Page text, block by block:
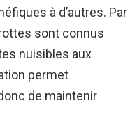
à d’autres. Par
sont connus
nuisibles aux
permet
de maintenir